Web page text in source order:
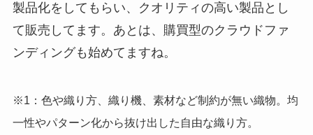
製品化をしてもらい、クオリティの高い製品とし
て販売してます。あとは、購買型のクラウドファ
ンディングも始めてますね。
※1：色や織り方、織り機、素材など制約が無い織物。均
一性やパターン化から抜け出した自由な織り方。